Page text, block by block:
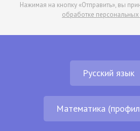
Нажимая на кнопку «Отправить», вы
обработке
Русский язык
Математика